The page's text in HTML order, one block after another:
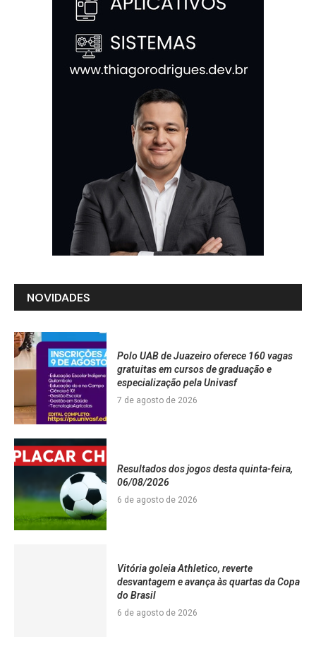
NOVIDADES
Polo UAB de Juazeiro oferece 160 vagas
gratuitas em cursos de graduação e
especialização pela Univasf
7 de agosto de 2026
Resultados dos jogos desta quinta-feira,
06/08/2026
6 de agosto de 2026
Vitória goleia Athletico, reverte
desvantagem e avança às quartas da Copa
do Brasil
6 de agosto de 2026